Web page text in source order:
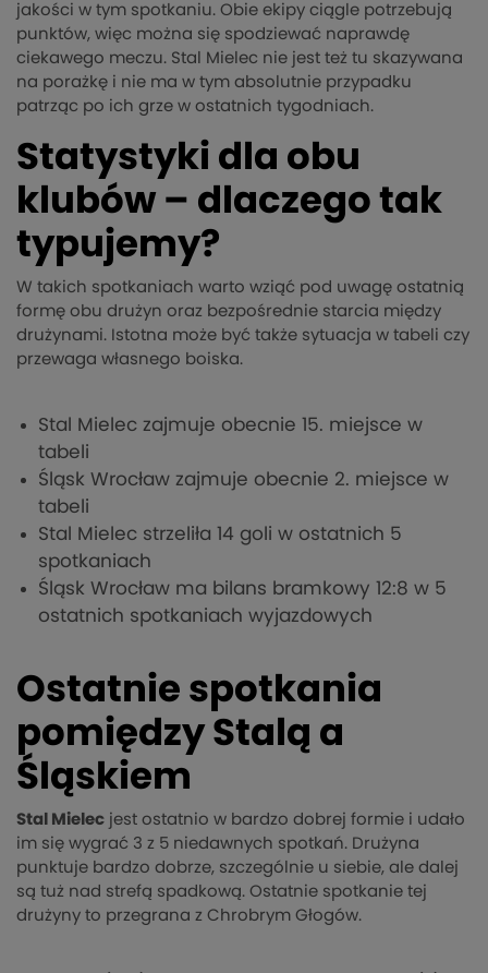
jakości w tym spotkaniu. Obie ekipy ciągle potrzebują
punktów, więc można się spodziewać naprawdę
ciekawego meczu. Stal Mielec nie jest też tu skazywana
na porażkę i nie ma w tym absolutnie przypadku
patrząc po ich grze w ostatnich tygodniach.
Statystyki dla obu
klubów – dlaczego tak
typujemy?
W takich spotkaniach warto wziąć pod uwagę ostatnią
formę obu drużyn oraz bezpośrednie starcia między
drużynami. Istotna może być także sytuacja w tabeli czy
przewaga własnego boiska.
Stal Mielec zajmuje obecnie 15. miejsce w
tabeli
Śląsk Wrocław zajmuje obecnie 2. miejsce w
tabeli
Stal Mielec strzeliła 14 goli w ostatnich 5
spotkaniach
Śląsk Wrocław ma bilans bramkowy 12:8 w 5
ostatnich spotkaniach wyjazdowych
Ostatnie spotkania
pomiędzy Stalą a
Śląskiem
Stal Mielec jest ostatnio w bardzo dobrej formie i udało
im się wygrać 3 z 5 niedawnych spotkań. Drużyna
punktuje bardzo dobrze, szczególnie u siebie, ale dalej
są tuż nad strefą spadkową. Ostatnie spotkanie tej
drużyny to przegrana z Chrobrym Głogów.